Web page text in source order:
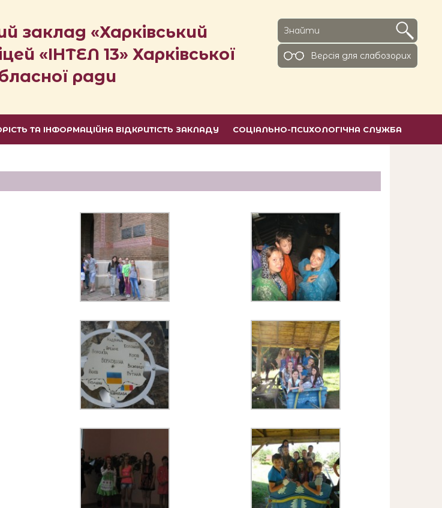
заклад «Харківський
«ІНТЕЛ 13» Харківської
ради
Версiя для слабозорих
ТА ІНФОРМАЦІЙНА ВІДКРИТІСТЬ ЗАКЛАДУ СОЦІАЛЬНО-ПСИХОЛОГІЧНА СЛУЖБА